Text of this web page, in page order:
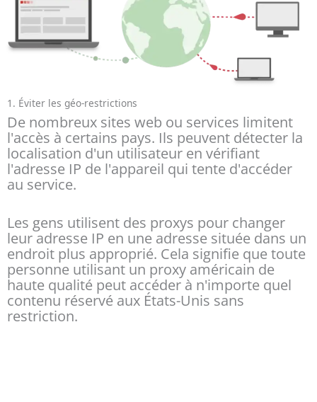
1. Éviter les géo-restrictions
De nombreux sites web ou services limitent
l'accès à certains pays. Ils peuvent détecter la
localisation d'un utilisateur en vérifiant
l'adresse IP de l'appareil qui tente d'accéder
au service.
Les gens utilisent des proxys pour changer
leur adresse IP en une adresse située dans un
endroit plus approprié. Cela signifie que toute
personne utilisant un proxy américain de
haute qualité peut accéder à n'importe quel
contenu réservé aux États-Unis sans
restriction.